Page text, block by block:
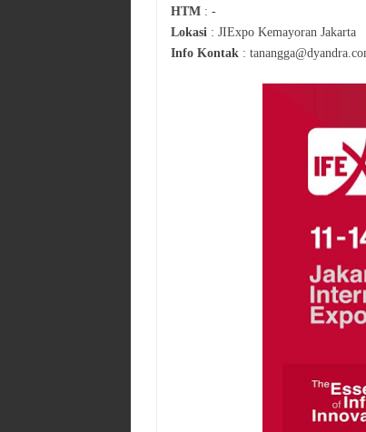
HTM : -
Lokasi : JIExpo Kemayoran Jakarta
Info Kontak :